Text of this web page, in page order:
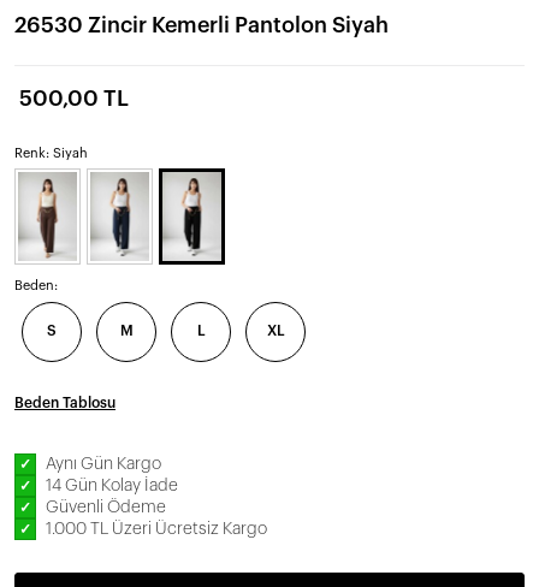
26530 Zincir Kemerli Pantolon Siyah
500,00 TL
Renk: Siyah
Beden:
S M L XL
Beden Tablosu
✓ Aynı Gün Kargo
✓ 14 Gün Kolay İade
✓ Güvenli Ödeme
✓ 1.000 TL Üzeri Ücretsiz Kargo